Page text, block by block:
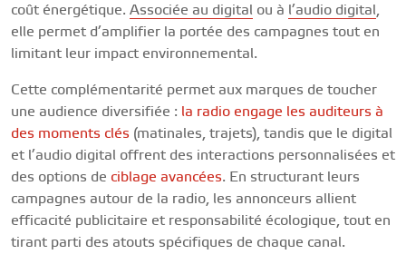
coût énergétique. Associée au digital ou à l’audio digital,
elle permet d’amplifier la portée des campagnes tout en
limitant leur impact environnemental.
Cette complémentarité permet aux marques de toucher
une audience diversifiée : la radio engage les auditeurs à
des moments clés (matinales, trajets), tandis que le digital
et l’audio digital offrent des interactions personnalisées et
des options de ciblage avancées. En structurant leurs
campagnes autour de la radio, les annonceurs allient
efficacité publicitaire et responsabilité écologique, tout en
tirant parti des atouts spécifiques de chaque canal.